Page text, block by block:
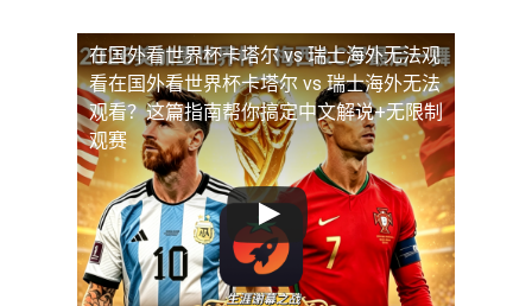
在国外看世界杯卡塔尔 vs 瑞士海外无法观
看在国外看世界杯卡塔尔 vs 瑞士海外无法
观看？这篇指南帮你搞定中文解说+无限制
观赛